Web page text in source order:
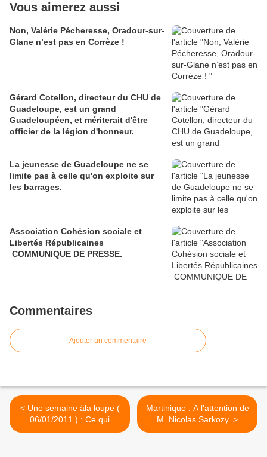
Vous aimerez aussi
Non, Valérie Pécheresse, Oradour-sur-
Glane n’est pas en Corrèze !
Gérard Cotellon, directeur du CHU de
Guadeloupe, est un grand
Guadeloupéen, et mériterait d'être
officier de la légion d'honneur.
La jeunesse de Guadeloupe ne se
limite pas à celle qu'on exploite sur
les barrages.
Association Cohésion sociale et
Libertés Républicaines
COMMUNIQUE DE PRESSE.
Commentaires
Ajouter un commentaire
< Une semaine àla loupe (
06/01/2011 ) : Ce qui
change pour nous au 1er
Martinique : A l'attention de
M. Nicolas Sarkozy. >